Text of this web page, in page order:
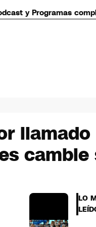
y Programas
LO